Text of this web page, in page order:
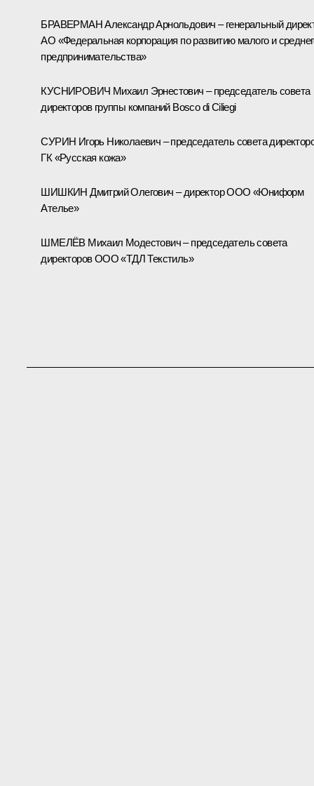
БРАВЕРМАН Александр Арнольдович – генеральный
АО «Федеральная корпорация по развитию малого и
предпринимательства»
КУСНИРОВИЧ Михаил Эрнестович – председатель совета
директоров группы компаний Bosco di Ciliegi
СУРИН Игорь Николаевич – председатель совета
ГК «Русская кожа»
ШИШКИН Дмитрий Олегович – директор ООО «Юниформ
Ателье»
ШМЕЛЁВ Михаил Модестович – председатель совета
директоров ООО «ТДЛ Текстиль»